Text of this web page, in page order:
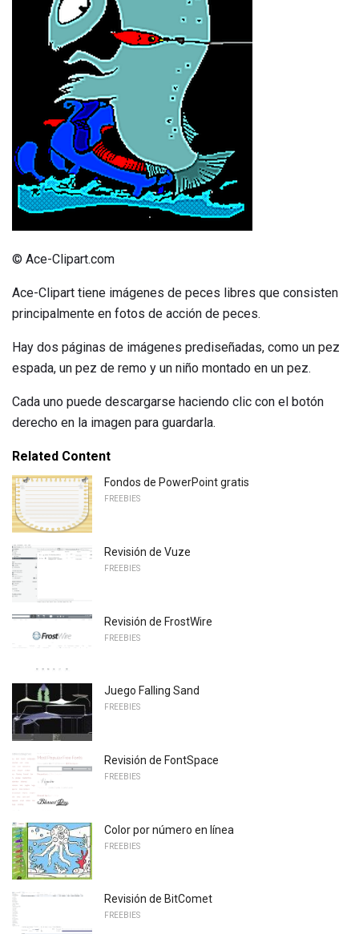
© Ace-Clipart.com
Ace-Clipart tiene imágenes de peces libres que consisten
principalmente en fotos de acción de peces.
Hay dos páginas de imágenes prediseñadas, como un pez
espada, un pez de remo y un niño montado en un pez.
Cada uno puede descargarse haciendo clic con el botón
derecho en la imagen para guardarla.
Related Content
Fondos de PowerPoint gratis
FREEBIES
Revisión de Vuze
FREEBIES
Revisión de FrostWire
FREEBIES
Juego Falling Sand
FREEBIES
Revisión de FontSpace
FREEBIES
Color por número en línea
FREEBIES
Revisión de BitComet
FREEBIES